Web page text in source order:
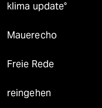
klima update°
Mauerecho
Freie Rede
reingehen